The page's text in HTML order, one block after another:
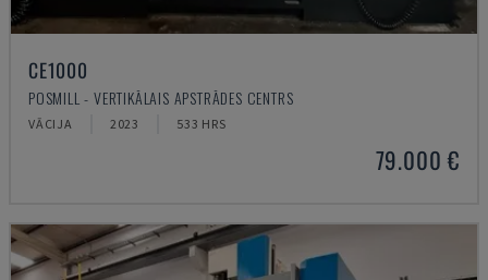
CE1000
POSMILL - VERTIKĀLAIS APSTRĀDES CENTRS
VĀCIJA 2023 533 HRS
79.000 €